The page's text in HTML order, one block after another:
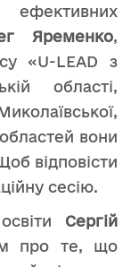
Яременко,
«U-LEAD з
області,
вони
відповісти
сесію.
Сергій
про те, що